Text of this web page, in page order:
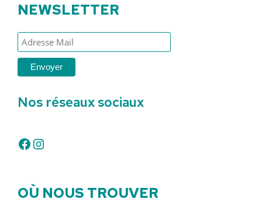
NEWSLETTER
Nos réseaux sociaux
Facebook Instagram
OÙ NOUS TROUVER